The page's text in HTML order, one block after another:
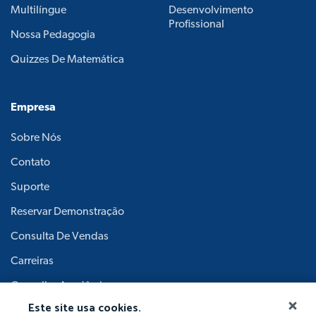
Este site usa cookies.
Multilíngue
Nossa Pedagogia
Quizzes De Matemática
Desenvolvimento
Profissional
Empresa
Sobre Nós
Contato
Suporte
Reservar Demonstração
Consulta De Vendas
Carreiras
Conselho Acadêmico